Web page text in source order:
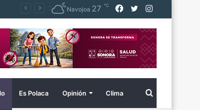
Instagram
Twitter
Facebook
Navojoa 27 ℃
Es Polaca Opinión Clima Buscar